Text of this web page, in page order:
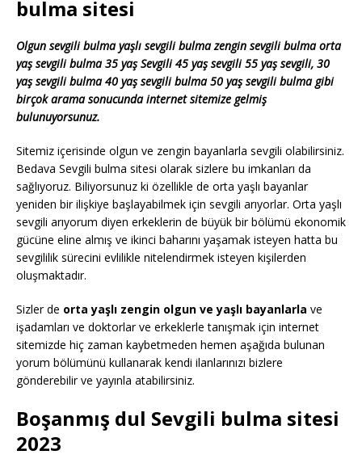
bulma sitesi
Olgun sevgili bulma yaşlı sevgili bulma zengin sevgili bulma orta
yaş sevgili bulma 35 yaş Sevgili 45 yaş sevgili 55 yaş sevgili, 30
yaş sevgili bulma 40 yaş sevgili bulma 50 yaş sevgili bulma gibi
birçok arama sonucunda internet sitemize gelmiş
bulunuyorsunuz.
Sitemiz içerisinde olgun ve zengin bayanlarla sevgili olabilirsiniz.
Bedava Sevgili bulma sitesi olarak sizlere bu imkanları da
sağlıyoruz. Biliyorsunuz ki özellikle de orta yaşlı bayanlar
yeniden bir ilişkiye başlayabilmek için sevgili arıyorlar. Orta yaşlı
sevgili arıyorum diyen erkeklerin de büyük bir bölümü ekonomik
gücüne eline almış ve ikinci baharını yaşamak isteyen hatta bu
sevgililik sürecini evlilikle nitelendirmek isteyen kişilerden
oluşmaktadır.
Sizler de orta yaşlı zengin olgun ve yaşlı bayanlarla ve
işadamları ve doktorlar ve erkeklerle tanışmak için internet
sitemizde hiç zaman kaybetmeden hemen aşağıda bulunan
yorum bölümünü kullanarak kendi ilanlarınızı bizlere
gönderebilir ve yayınla atabilirsiniz.
Boşanmış dul Sevgili bulma sitesi
2023